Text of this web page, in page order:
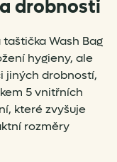
drobnosti
Wash Bag
hygieny, ale
jiných drobností,
5 vnitřních
které zvyšuje
rozměry